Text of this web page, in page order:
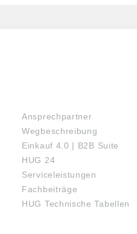
Ansprechpartner
Wegbeschreibung
Einkauf 4.0 | B2B Suite
HUG 24
Serviceleistungen
Fachbeiträge
HUG Technische Tabellen